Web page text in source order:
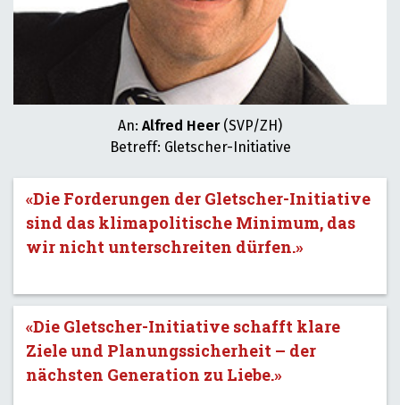
An: Alfred Heer(SVP/ZH)
Betreff: Gletscher-Initiative
«Die Forderungen der Gletscher-Initiative
sind das klimapolitische Minimum, das
wir nicht unterschreiten dürfen.»
«Die Gletscher-Initiative schafft klare
Ziele und Planungssicherheit – der
nächsten Generation zu Liebe.»